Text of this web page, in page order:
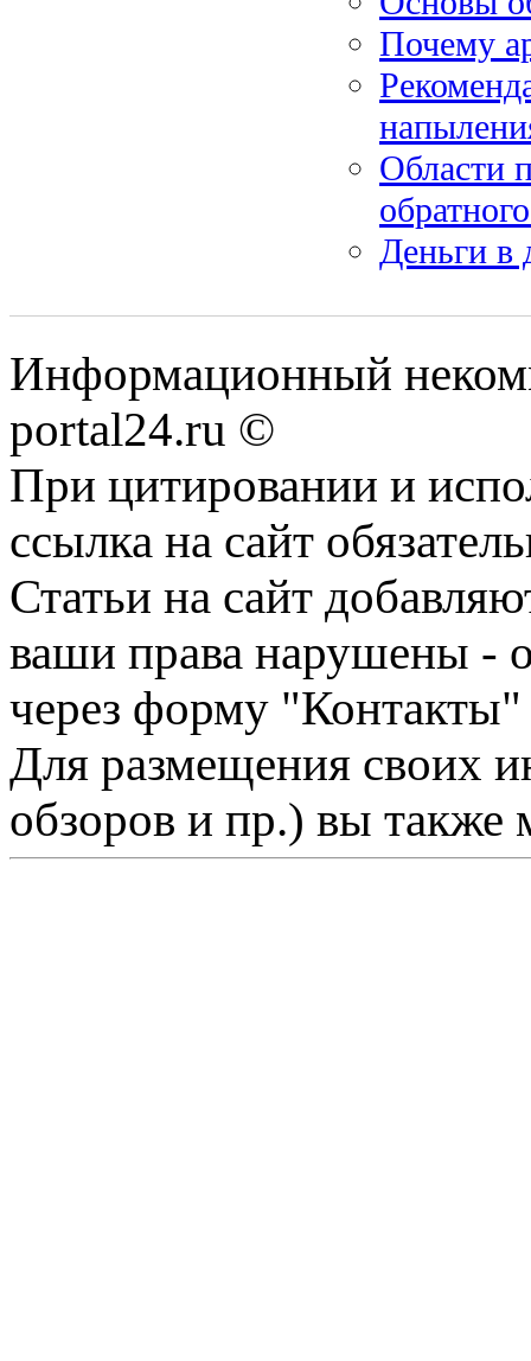
Почему
Области
Деньги в
Информационный
portal24.ru ©
При цитировании и
ссылка на сайт
Статьи на сайт
ваши права нарушены -
через форму "Контакты"
Для размещения своих
обзоров и пр.) вы также